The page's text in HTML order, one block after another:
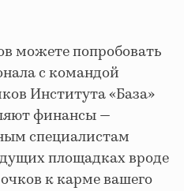
можете попробовать
с командой
Института «База»
финансы —
специалистам
площадках вроде
к карме вашего